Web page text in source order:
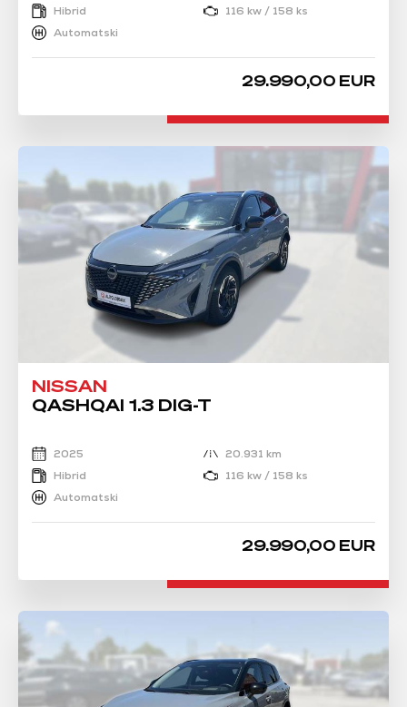
Hibrid
116 kw / 158 ks
Automatski
29.990,00 EUR
NISSAN
QASHQAI 1.3 DIG-T
2025
20.931 km
Hibrid
116 kw / 158 ks
Automatski
29.990,00 EUR